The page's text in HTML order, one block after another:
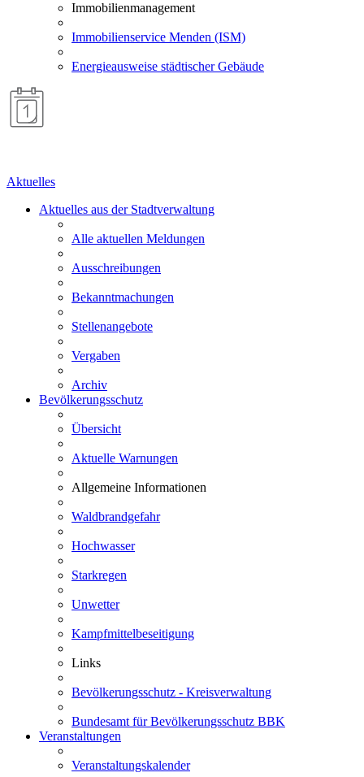
Immobilienmanagement
Immobilienservice Menden (ISM)
Energieausweise städtischer Gebäude
Aktuelles
Aktuelles aus der Stadtverwaltung
Alle aktuellen Meldungen
Ausschreibungen
Bekanntmachungen
Stellenangebote
Vergaben
Archiv
Bevölkerungsschutz
Übersicht
Aktuelle Warnungen
Allgemeine Informationen
Waldbrandgefahr
Hochwasser
Starkregen
Unwetter
Kampfmittelbeseitigung
Links
Bevölkerungsschutz - Kreisverwaltung
Bundesamt für Bevölkerungsschutz BBK
Veranstaltungen
Veranstaltungskalender